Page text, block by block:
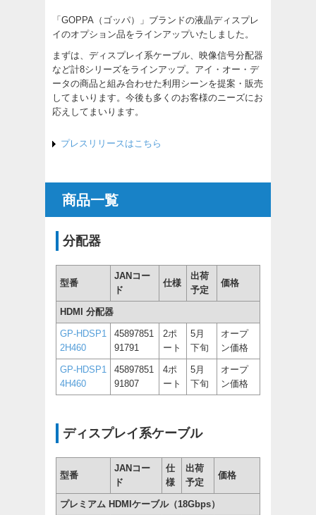
「GOPPA（ゴッパ）」ブランドの液晶ディスプレ
イのオプション品をラインアップいたしました。
まずは、ディスプレイ系ケーブル、映像信号分配器
など計8シリーズをラインアップ。アイ・オー・デ
ータの商品と組み合わせた利用シーンを提案・販売
してまいります。今後も多くのお客様のニーズにお
応えしてまいります。
プレスリリースはこちら
商品一覧
分配器
型番
JANコー
ド
仕様
出荷
予定
価格
HDMI 分配器
GP-HDSP1
2H460
45897851
91791
2ポ
ート
5月
下旬
オープ
ン価格
GP-HDSP1
4H460
45897851
91807
4ポ
ート
5月
下旬
オープ
ン価格
ディスプレイ系ケーブル
型番
JANコー
ド
仕
様
出荷
予定
価格
プレミアム HDMIケーブル（18Gbps）